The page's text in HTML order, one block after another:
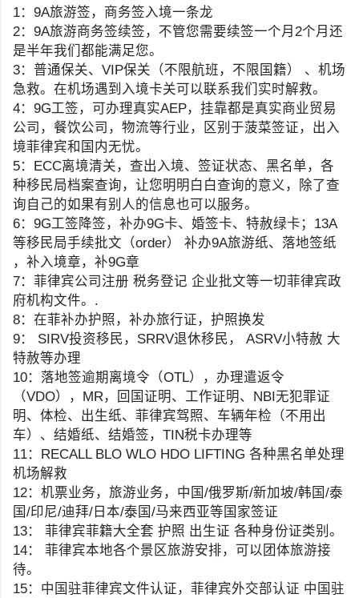
1：9A旅游签，商务签入境一条龙
2：9A旅游‎商务签续‎签，不管您需要续签一个月2个月还
是半年我们都能满足您。
3：普通保关‎、VIP保关（不‎限航班，不‎限国籍） 、机场
急救。在机场遇到入境卡关可以联系我们实时解救。
4：9G工签，可办理真实AEP，挂靠都是真实商业贸易
公司，餐饮公司，物流等行业，区别于菠菜签证，出入
境菲律宾和国内无忧。
5：ECC离境清‎关‎，查出入境、签证状态、黑名单，各
种移民局档案查询，让您明明白白查询的意义，除了查
询自己的如果有别人的信息也可以服务。
6：9G工签降签‎，补‎办9G卡、婚签卡‎、特赦绿卡；13A
等移民‎局手‎续批‎文（order） 补办9A旅游纸‎、落地签‎纸
，补入境章，补9G章
7：菲律宾公司注册 税务登记 企业批文等一切菲律宾政
府机构文件。.
8：在菲‎补‎办‎护照‎，补办旅行证，护照换发
9： SIRV投资移民，SRRV退休移民， ASRV小特赦 大
特赦等办理
10：落地‎签逾期‎离境令（OTL），办理遣返令
（VDO），MR，回国证明、工‎作证明、NBI无犯罪证
明‎、体检、出生‎纸、菲律宾驾照、车辆年检（不用出
车）、结婚纸、结婚签，TIN税卡办理等‎
11：RECALL BLO WLO HDO LIFTING 各种黑名单处理
机场解救
12：机票业务，旅游业务，中国/俄罗斯/新加坡/韩国/泰
国/印尼/迪拜/日本/泰国/马来西亚等国家签证
13： 菲律宾菲籍大全套 护照 出生证 各种身份证类别。
14： 菲律宾本地各个景区旅游安排，可以团体旅游接
待。
15：中国驻菲律宾文件认证，菲律宾外交部认证 中国驻